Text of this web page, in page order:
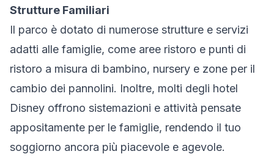
Strutture Familiari
Il parco è dotato di numerose strutture e servizi
adatti alle famiglie, come aree ristoro e punti di
ristoro a misura di bambino, nursery e zone per il
cambio dei pannolini. Inoltre, molti degli hotel
Disney offrono sistemazioni e attività pensate
appositamente per le famiglie, rendendo il tuo
soggiorno ancora più piacevole e agevole.